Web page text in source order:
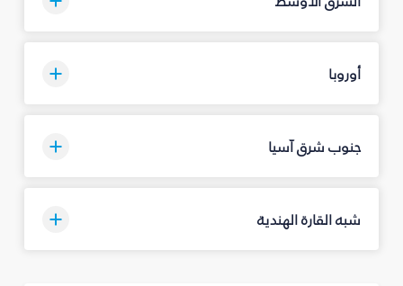
أوروبا
جنوب شرق آسيا
شبه القارة الهندية